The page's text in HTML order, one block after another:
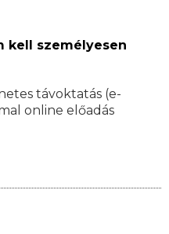
kell személyesen
távoktatás (e-
online előadás